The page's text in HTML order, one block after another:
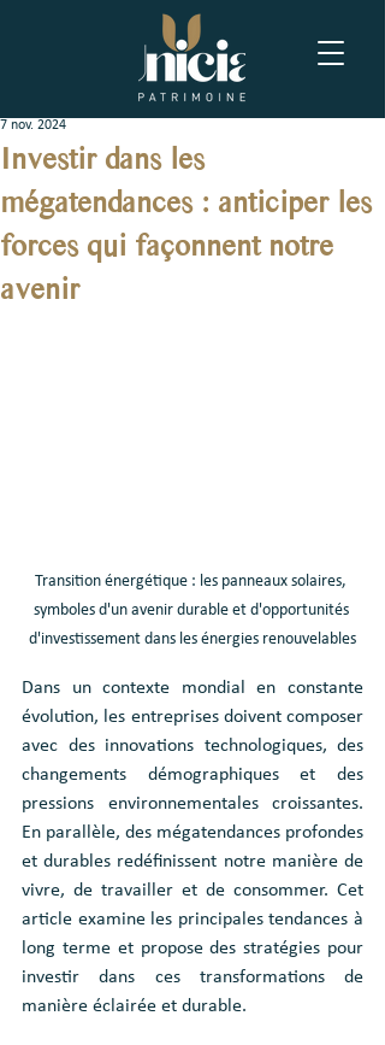
Investir dans les
mégatendances : anticiper les
forces qui façonnent notre
avenir
7 nov. 2024
Transition énergétique : les panneaux solaires,
symboles d'un avenir durable et d'opportunités
d'investissement dans les énergies renouvelables
Dans un contexte mondial en constante
évolution, les entreprises doivent composer
avec des innovations technologiques, des
changements démographiques et des
pressions environnementales croissantes.
En parallèle, des mégatendances profondes
et durables redéfinissent notre manière de
vivre, de travailler et de consommer. Cet
article examine les principales tendances à
long terme et propose des stratégies pour
investir dans ces transformations de
manière éclairée et durable.